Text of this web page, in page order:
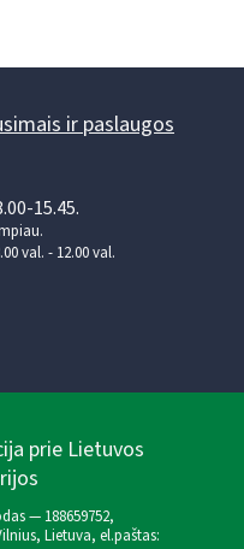
ir paslaugos
15.45.
val. - 12.00 val.
prie Lietuvos
— 188659752,
Lietuva, el.paštas: